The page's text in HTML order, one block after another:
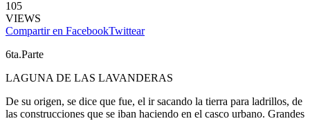
105
VIEWS
Compartir en FacebookTwittear
6ta.Parte
LAGUNA DE LAS LAVANDERAS
De su origen, se dice que fue, el ir sacando la tierra para ladrillos, de
las construcciones que se iban haciendo en el casco urbano. Grandes